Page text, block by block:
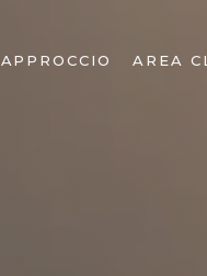
APPROCCIO AREA